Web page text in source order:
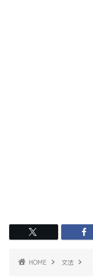
HOME 文法